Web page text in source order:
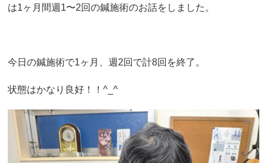
は1ヶ月間週1〜2回の鍼施術のお話をしました。
今日の鍼施術で1ヶ月、週2回で計8回を終了。
状態はかなり良好！！^_^